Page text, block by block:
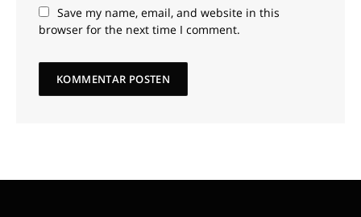
Save my name, email, and website in this
browser for the next time I comment.